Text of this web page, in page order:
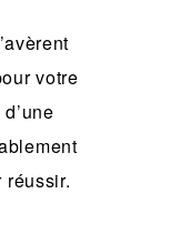
’avèrent
votre
’une
réussir.